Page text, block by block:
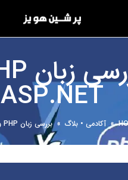
ASP.NET
»آکادمی • بلاگ »بررسی زبان PHP و ASP.NET